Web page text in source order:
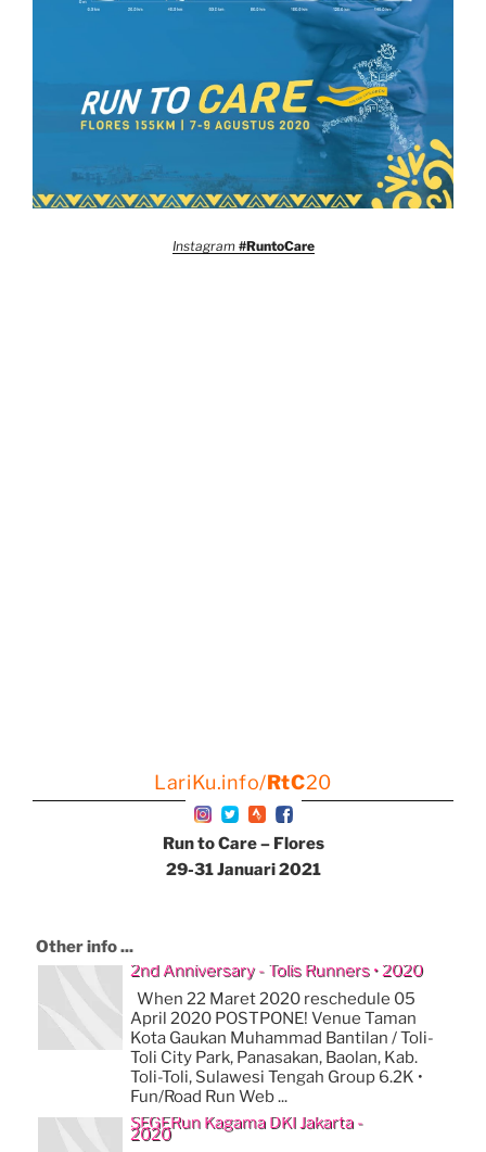
Instagram #RuntoCare
LariKu.info/RtC20
Run to Care – Flores
29-31 Januari 2021
Other info ...
2nd Anniversary - Tolis Runners • 2020
When 22 Maret 2020 reschedule 05
April 2020 POSTPONE! Venue Taman
Kota Gaukan Muhammad Bantilan / Toli-
Toli City Park, Panasakan, Baolan, Kab.
Toli-Toli, Sulawesi Tengah Group 6.2K •
Fun/Road Run Web ...
SEGERun Kagama DKI Jakarta -
2020